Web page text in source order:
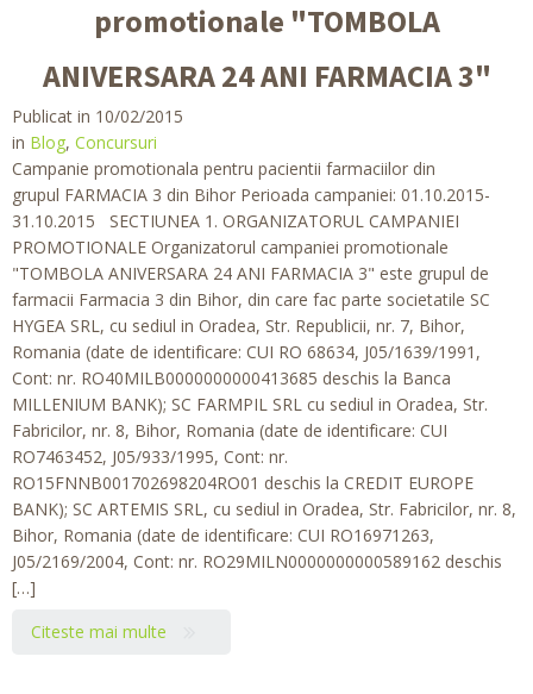
promotionale "TOMBOLA
ANIVERSARA 24 ANI FARMACIA 3"
Publicat in 10/02/2015
in Blog, Concursuri
Campanie promotionala pentru pacientii farmaciilor din
grupul FARMACIA 3 din Bihor Perioada campaniei: 01.10.2015-
31.10.2015 SECTIUNEA 1. ORGANIZATORUL CAMPANIEI
PROMOTIONALE Organizatorul campaniei promotionale
"TOMBOLA ANIVERSARA 24 ANI FARMACIA 3" este grupul de
farmacii Farmacia 3 din Bihor, din care fac parte societatile SC
HYGEA SRL, cu sediul in Oradea, Str. Republicii, nr. 7, Bihor,
Romania (date de identificare: CUI RO 68634, J05/1639/1991,
Cont: nr. RO40MILB0000000000413685 deschis la Banca
MILLENIUM BANK); SC FARMPIL SRL cu sediul in Oradea, Str.
Fabricilor, nr. 8, Bihor, Romania (date de identificare: CUI
RO7463452, J05/933/1995, Cont: nr.
RO15FNNB001702698204RO01 deschis la CREDIT EUROPE
BANK); SC ARTEMIS SRL, cu sediul in Oradea, Str. Fabricilor, nr. 8,
Bihor, Romania (date de identificare: CUI RO16971263,
J05/2169/2004, Cont: nr. RO29MILN0000000000589162 deschis
[…]
Citeste mai multe